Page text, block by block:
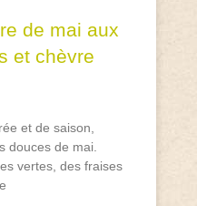
de mai aux
et chèvre
et de saison,
douces de mai.
vertes, des fraises